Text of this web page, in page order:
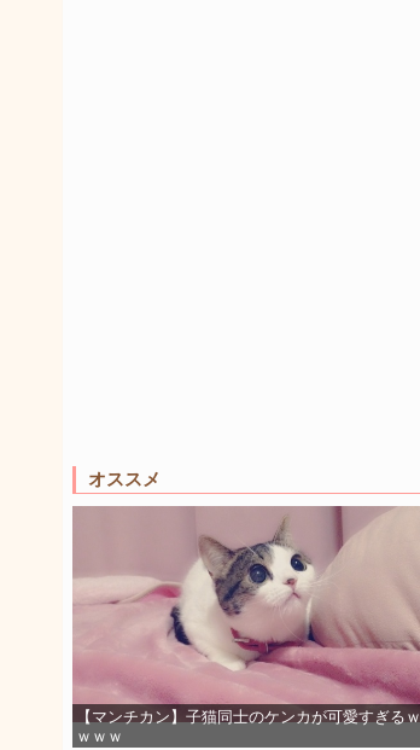
オススメ
【マンチカン】子猫同士のケンカが可愛すぎるｗ
ｗｗｗ